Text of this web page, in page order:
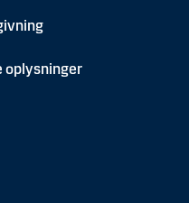
oplysninger